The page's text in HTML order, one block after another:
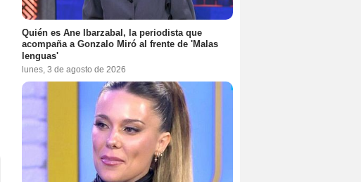
Quién es Ane Ibarzabal, la periodista que
acompaña a Gonzalo Miró al frente de 'Malas
lenguas'
lunes, 3 de agosto de 2026